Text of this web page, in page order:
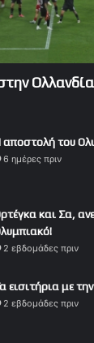
Ολλανδία
αποστολή του
6 ημέρες πριν
και Σα,
2 εβδομάδες πριν
εισιτήρια με
2 εβδομάδες πριν